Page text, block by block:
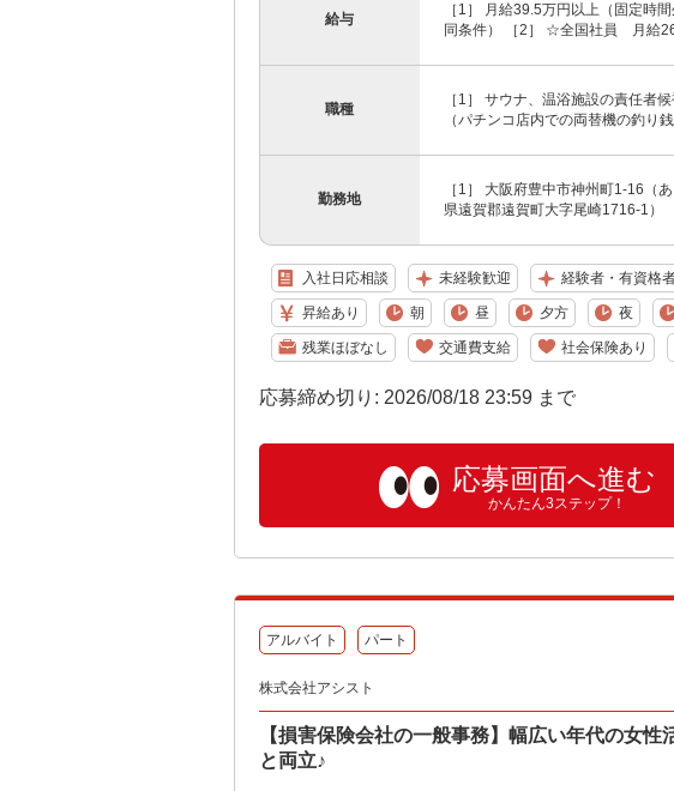
給与
［1］ 月給39.5万円以上（固定時
同条件） ［2］ ☆全国社員 月給
職種
［1］ サウナ、温浴施設の責任者
（パチンコ店内での両替機の釣り
勤務地
［1］ 大阪府豊中市神州町1-16
県遠賀郡遠賀町大字尾崎1716-1
入社日応相談 未経験歓迎 経験者・有資格
昇給あり 朝 昼 夕方 夜
残業ほぼなし 交通費支給 社会保険あり
応募締め切り: 2026/08/18 23:59 まで
応募画面へ進む
かんたん3ステップ！
アルバイト パート
株式会社アシスト
【損害保険会社の一般事務】幅広い年代の女
と両立♪